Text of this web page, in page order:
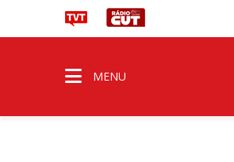
MENU